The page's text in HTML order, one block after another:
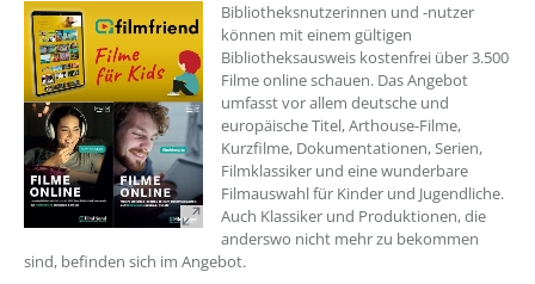
Bibliotheksnutzerinnen und -nutzer
können mit einem gültigen
Bibliotheksausweis kostenfrei über 3.500
Filme online schauen. Das Angebot
umfasst vor allem deutsche und
europäische Titel, Arthouse-Filme,
Kurzfilme, Dokumentationen, Serien,
Filmklassiker und eine wunderbare
Filmauswahl für Kinder und Jugendliche.
Auch Klassiker und Produktionen, die
anderswo nicht mehr zu bekommen
sind, befinden sich im Angebot.